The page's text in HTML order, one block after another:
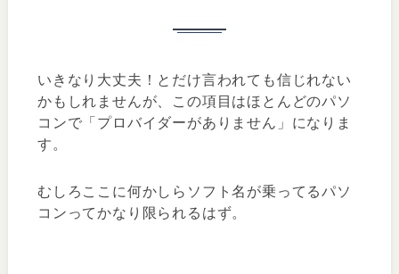
いきなり大丈夫！とだけ言われても信じれない
かもしれませんが、この項目はほとんどのパソ
コンで「プロバイダーがありません」になりま
す。
むしろここに何かしらソフト名が乗ってるパソ
コンってかなり限られるはず。